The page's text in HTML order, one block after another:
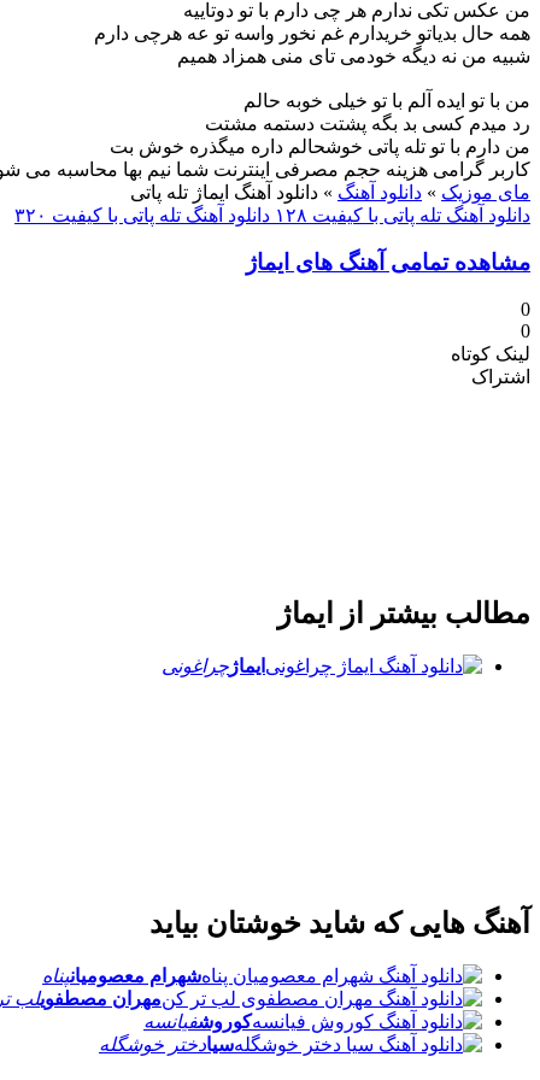
من عکس تکی ندارم هر چی دارم با تو دوتاییه
همه حال بدیاتو خریدارم غم نخور واسه تو عه هرچی دارم
شبیه من نه دیگه خودمی تای منی همزاد همیم
من با تو ایده آلم با تو خیلی خوبه حالم
رد میدم کسی بد بگه پشتت دستمه مشتت
من دارم با تو تله پاتی خوشحالم داره میگذره خوش بت
کاربر گرامی هزینه حجم مصرفی اینترنت شما نیم بها محاسبه می
مای موزیک » دانلود آهنگ » دانلود آهنگ ایماژ تله پاتی
دانلود آهنگ تله پاتی با کیفیت ۱۲۸
دانلود آهنگ تله پاتی با کیفیت ۳۲۰
مشاهده تمامی آهنگ های ایماژ
0
0
لینک کوتاه
اشتراک
مطالب بیشتر از ایماژ
ایماژچراغونی
آهنگ هایی که شاید خوشتان بیاید
شهرام معصومیانپناه
مهران مصطفویلب
کوروشفیانسه
سیادختر خوشگله